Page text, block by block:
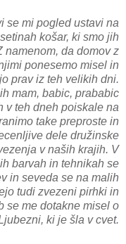
se mi pogled ustavi na
košar, ki smo jih
da domov z
ponesemo misel in
prav iz teh velikih dni.
mam, babic, prababic
v teh dneh poiskale na
take preproste in
dele družinske
v naših krajih. V
barvah in tehnikah se
in seveda se na malih
tudi zvezeni pirhki in
se me dotakne misel o
ki je šla v cvet.